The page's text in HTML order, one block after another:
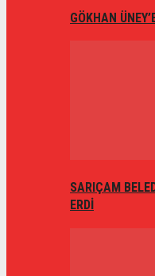
GÖKHAN
SARIÇAM
ERDİ